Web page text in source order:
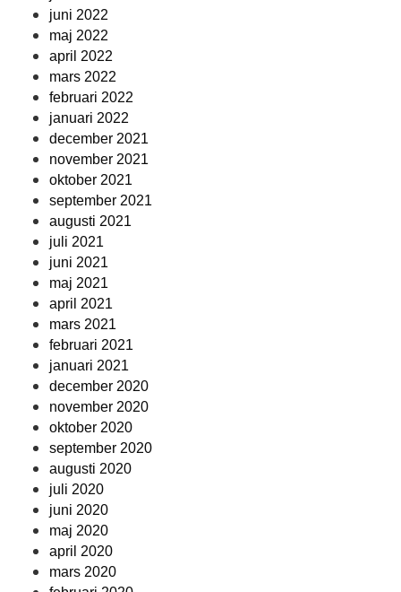
juni 2022
maj 2022
april 2022
mars 2022
februari 2022
januari 2022
december 2021
november 2021
oktober 2021
september 2021
augusti 2021
juli 2021
juni 2021
maj 2021
april 2021
mars 2021
februari 2021
januari 2021
december 2020
november 2020
oktober 2020
september 2020
augusti 2020
juli 2020
juni 2020
maj 2020
april 2020
mars 2020